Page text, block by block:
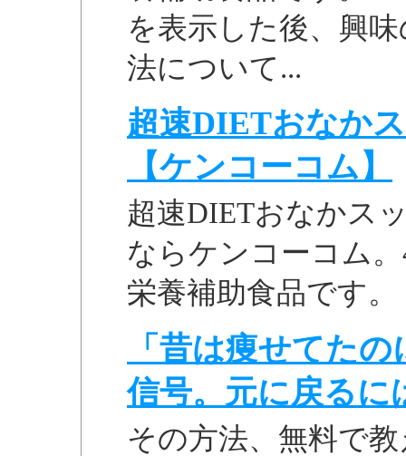
を表示した後、興
法について...
超速DIETおなか
【ケンコーコム】
超速DIETおなかス
ならケンコーコム
栄養補助食品です。
「昔は痩せてた
信号。元に戻るに
その方法、無料で